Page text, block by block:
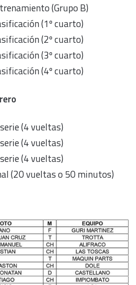
(Grupo B)
(1º cuarto)
(2º cuarto)
(3º cuarto)
(4º cuarto)
(4 vueltas)
(4 vueltas)
(4 vueltas)
(20 vueltas o 50 minutos)